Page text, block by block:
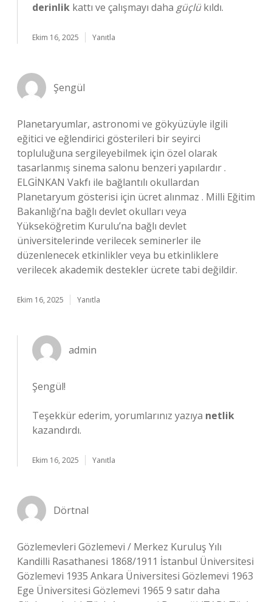
derinlik kattı ve çalışmayı daha güçlükıldı.
Ekim 16, 2025 Yanıtla
Şengül
Planetaryumlar, astronomi ve gökyüzüyle ilgili
eğitici ve eğlendirici gösterileri bir seyirci
topluluğuna sergileyebilmek için özel olarak
tasarlanmış sinema salonu benzeri yapılardır .
ELGİNKAN Vakfı ile bağlantılı okullardan
Planetaryum gösterisi için ücret alınmaz . Milli Eğitim
Bakanlığı’na bağlı devlet okulları veya
Yükseköğretim Kurulu’na bağlı devlet
üniversitelerinde verilecek seminerler ile
düzenlenecek etkinlikler veya bu etkinliklere
verilecek akademik destekler ücrete tabi değildir.
Ekim 16, 2025 Yanıtla
admin
Şengül!
Teşekkür ederim, yorumlarınız yazıya netlik
kazandırdı.
Ekim 16, 2025 Yanıtla
Dörtnal
Gözlemevleri Gözlemevi / Merkez Kuruluş Yılı
Kandilli Rasathanesi 1868/1911 İstanbul Üniversitesi
Gözlemevi 1935 Ankara Üniversitesi Gözlemevi 1963
Ege Üniversitesi Gözlemevi 1965 9 satır daha